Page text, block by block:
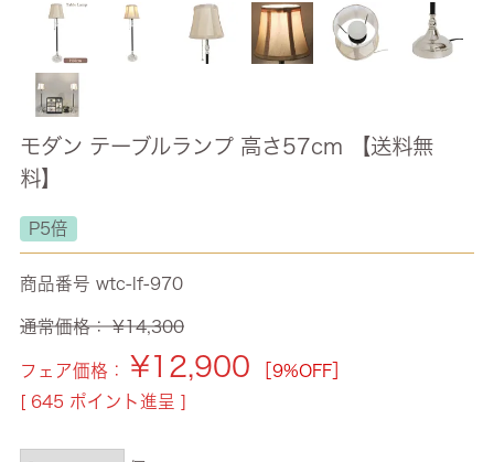
モダン テーブルランプ 高さ57cm 【送料無
料】
P5倍
商品番号 wtc-lf-970
通常価格： ¥14,300
フェア価格： ¥12,900
［9%OFF］
[ 645 ポイント進呈 ]